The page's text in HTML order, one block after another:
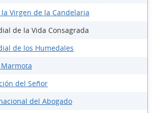
la Virgen de la Candelaria
de la Vida Consagrada
de los Humedales
del Señor
del Abogado